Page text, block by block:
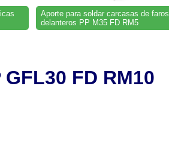
Aporte para soldar carcasas de faros
delanteros PP M35 FD RM5
FD RM10